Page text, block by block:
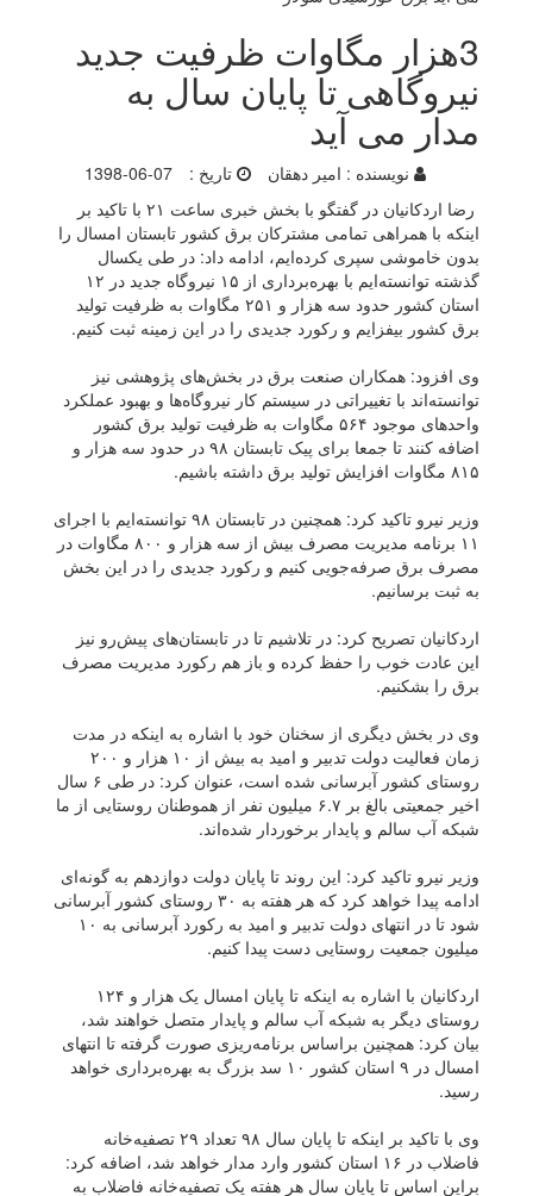
3هزار مگاوات ظرفیت جدید
نیروگاهی تا پایان سال به
مدار می آید
نویسنده : امیر دهقان تاریخ :
1398-06-07
رضا اردکانیان در گفتگو با بخش خبری ساعت ۲۱ با تاکید بر
اینکه با همراهی تمامی مشترکان برق کشور تابستان امسال را
بدون خاموشی سپری کرده‌ایم، ادامه داد: در طی یکسال
گذشته توانسته‌ایم با بهره‌برداری از ۱۵ نیروگاه جدید در ۱۲
استان کشور حدود سه هزار و ۲۵۱ مگاوات به ظرفیت تولید
برق کشور بیفزایم و رکورد جدیدی را در این زمینه ثبت کنیم.
وی افزود: همکاران صنعت برق در بخش‌های پژوهشی نیز
توانسته‌اند با تغییراتی در سیستم کار نیروگاه‌ها و بهبود عملکرد
واحد‌های موجود ۵۶۴ مگاوات به ظرفیت تولید برق کشور
اضافه کنند تا جمعا برای پیک تابستان ۹۸ در حدود سه هزار و
۸۱۵ مگاوات افزایش تولید برق داشته باشیم.
وزیر نیرو تاکید کرد: همچنین در تابستان ۹۸ توانسته‌ایم با اجرای
۱۱ برنامه مدیریت مصرف بیش از سه هزار و ۸۰۰ مگاوات در
مصرف برق صرفه‌جویی کنیم و رکورد جدیدی را در این بخش
به ثبت برسانیم.
اردکانیان تصریح کرد: در تلاشیم تا در تابستان‌های پیش‌رو نیز
این عادت خوب را حفظ کرده و باز هم رکورد مدیریت مصرف
برق را بشکنیم.
وی در بخش دیگری از سخنان خود با اشاره به اینکه در مدت
زمان فعالیت دولت تدبیر و امید به بیش از ۱۰ هزار و ۲۰۰
روستای کشور آبرسانی شده است، عنوان کرد: در طی ۶ سال
اخیر جمعیتی بالغ بر ۶.۷ میلیون نفر از هموطنان روستایی از ما
شبکه آب سالم و پایدار برخوردار شده‌اند.
وزیر نیرو تاکید کرد: این روند تا پایان دولت دوازدهم به گونه‌ای
ادامه پیدا خواهد کرد که هر هفته به ۳۰ روستای کشور آبرسانی
شود تا در انتهای دولت تدبیر و امید به رکورد آبرسانی به ۱۰
میلیون جمعیت روستایی دست پیدا کنیم.
اردکانیان با اشاره به اینکه تا پایان امسال یک هزار و ۱۲۴
روستای دیگر به شبکه آب سالم و پایدار متصل خواهند شد،
بیان کرد: همچنین براساس برنامه‌ریزی صورت گرفته تا انتهای
امسال در ۹ استان کشور ۱۰ سد بزرگ به بهره‌برداری خواهد
رسید.
وی با تاکید بر اینکه تا پایان سال ۹۸ تعداد ۲۹ تصفیه‌خانه
فاضلاب در ۱۶ استان کشور وارد مدار خواهد شد، اضافه کرد:
براین اساس تا پایان سال هر هفته یک تصفیه‌خانه فاضلاب به